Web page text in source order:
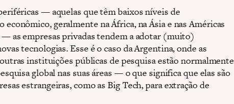
— aquelas que têm baixos níveis de
geralmente na África, na Ásia e nas Américas
as empresas privadas tendem a adotar (muito)
tecnologias. Esse é o caso da Argentina, onde as
instituições públicas de pesquisa estão normalmente
global nas suas áreas — o que significa que elas são
estrangeiras, como as Big Tech, para extração de